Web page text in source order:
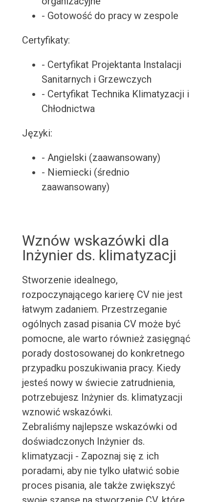
- Gotowość do pracy w zespole
Certyfikaty:
- Certyfikat Projektanta Instalacji
Sanitarnych i Grzewczych
- Certyfikat Technika Klimatyzacji i
Chłodnictwa
Języki:
- Angielski (zaawansowany)
- Niemiecki (średnio
zaawansowany)
Wznów wskazówki dla
Inżynier ds. klimatyzacji
Stworzenie idealnego,
rozpoczynającego karierę CV nie jest
łatwym zadaniem. Przestrzeganie
ogólnych zasad pisania CV może być
pomocne, ale warto również zasięgnąć
porady dostosowanej do konkretnego
przypadku poszukiwania pracy. Kiedy
jesteś nowy w świecie zatrudnienia,
potrzebujesz Inżynier ds. klimatyzacji
wznowić wskazówki.
Zebraliśmy najlepsze wskazówki od
doświadczonych Inżynier ds.
klimatyzacji - Zapoznaj się z ich
poradami, aby nie tylko ułatwić sobie
proces pisania, ale także zwiększyć